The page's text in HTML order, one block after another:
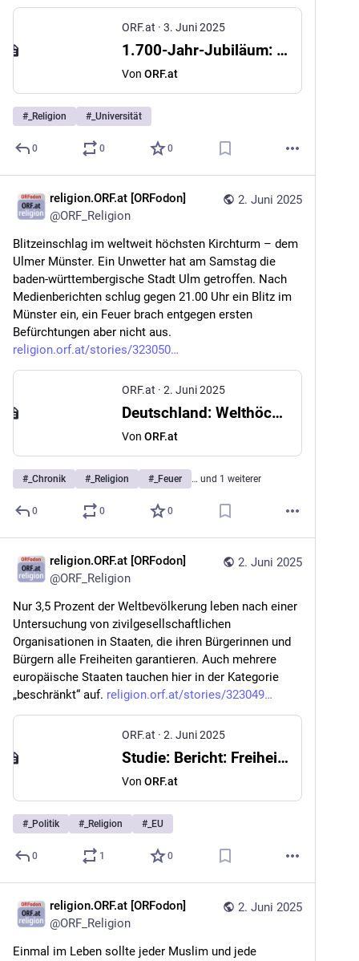
ORF.at · 3. Juni 2025
1.700-Jahr-Jubiläum: Konzil von Nicäa: Internationale Tagung in Rom
Von ORF.at
# _Religion # _Universität
0 0 0
2. Juni 2025
religion.ORF.at [ORFodon]
@ORF_Religion
Blitzeinschlag im weltweit höchsten Kirchturm – dem
Ulmer Münster. Ein Unwetter hat am Samstag die
baden-württembergische Stadt Ulm getroffen. Nach
Medienberichten schlug gegen 21.00 Uhr ein Blitz im
Münster ein, ein Feuer brach entgegen ersten
Befürchtungen aber nicht aus.
religion.orf.at/stories/323050
ORF.at · 2. Juni 2025
Deutschland: Welthöchster Kirchturm vom Blitz getroffen
Von ORF.at
# _Chronik # _Religion # _Feuer … und 1 weiterer
0 0 0
2. Juni 2025
religion.ORF.at [ORFodon]
@ORF_Religion
Nur 3,5 Prozent der Weltbevölkerung leben nach einer
Untersuchung von zivilgesellschaftlichen
Organisationen in Staaten, die ihren Bürgerinnen und
Bürgern alle Freiheiten garantieren. Auch mehrere
europäische Staaten tauchen hier in der Kategorie
„beschränkt“ auf. religion.orf.at/stories/323049
ORF.at · 2. Juni 2025
Studie: Bericht: Freiheitsrechte nicht in allen EU-Staaten garantiert
Von ORF.at
# _Politik # _Religion # _EU
0 1 0
2. Juni 2025
religion.ORF.at [ORFodon]
@ORF_Religion
Einmal im Leben sollte jeder Muslim und jede